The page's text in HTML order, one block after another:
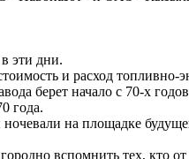
эти дни.
и расход топливно-
берет начало с 70-х
года.
на площадке
вспомнить тех, кто